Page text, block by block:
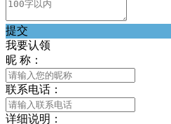
提交
我要认领
昵 称：
联系电话：
详细说明：